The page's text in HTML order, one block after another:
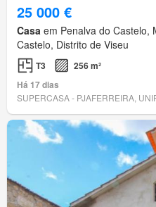
25 000 €
Casa em Penalva do Castelo,
Castelo, Distrito de Viseu
T3
256 m²
Há 17 dias
SUPERCASA - PJAFERREIRA,